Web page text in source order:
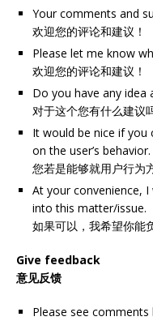
Your comments and
欢迎您的评论和建议！
Please let me know
欢迎您的评论和建议！
Do you have any idea
对于这个您有什么建议
It would be nice if
on the user’s behavior.
您若是能够就用户行为
At your convenience,
into this matter/issue.
如果可以，我希望你能
Give feedback
意见反馈
Please see comments